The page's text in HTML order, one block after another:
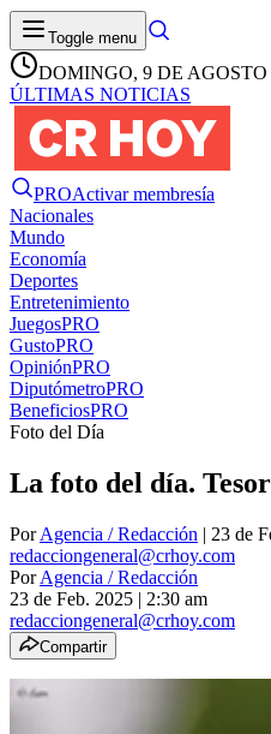
Toggle menu
DOMINGO, 9 DE AGOSTO
ÚLTIMAS NOTICIAS
PROActivar membresía
Nacionales
Mundo
Economía
Deportes
Entretenimiento
JuegosPRO
GustoPRO
OpiniónPRO
DiputómetroPRO
BeneficiosPRO
Foto del Día
La foto del día.
PorAgencia / Redacción | 23 de
redacciongeneral@crhoy.com
PorAgencia / Redacción
23 de Feb. 2025 | 2:30 am
redacciongeneral@crhoy.com
Compartir